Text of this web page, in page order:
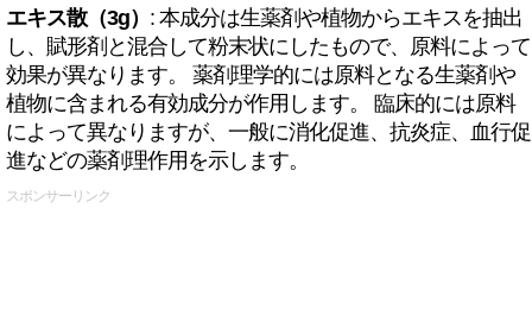
エキス散（3g） : 本成分は生薬剤や植物からエキスを抽出
し、賦形剤と混合して粉末状にしたもので、原料によって
効果が異なります。 薬剤理学的には原料となる生薬剤や
植物に含まれる有効成分が作用します。 臨床的には原料
によって異なりますが、一般に消化促進、抗炎症、血行促
進などの薬剤理作用を示します。
スポンサーリンク